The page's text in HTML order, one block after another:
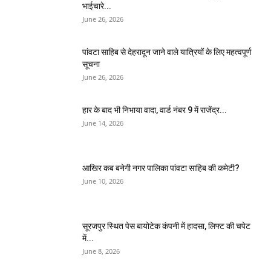
भाईचारे...
June 26, 2026
पांवटा साहिब से देहरादून जाने वाले यात्रियों के लिए महत्वपूर्ण
सूचना
June 26, 2026
हार के बाद भी निभाया वादा, वार्ड नंबर 9 में राजेंद्र...
June 14, 2026
आखिर कब बनेगी नगर पालिका पांवटा साहिब की कमेटी?
June 10, 2026
सूरजपुर स्थित पेस बायोटेक कंपनी में हादसा, लिफ्ट की चपेट
में...
June 8, 2026